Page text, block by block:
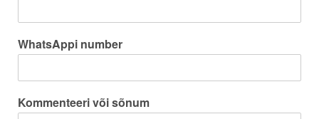
WhatsAppi number
Kommenteeri või sõnum